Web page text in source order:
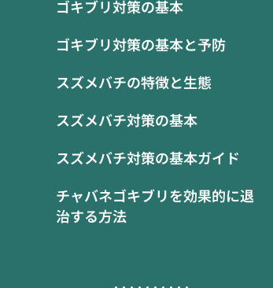
ゴキブリ対策の基本
ゴキブリ対策の基本と予防
スズメバチの特徴と生態
スズメバチ対策の基本
スズメバチ対策の基本ガイド
チャバネゴキブリを効果的に退
治する方法